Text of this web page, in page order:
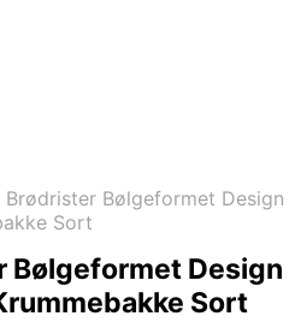
Brødrister Bølgeformet Design
Sort
Bølgeformet Design
Sort